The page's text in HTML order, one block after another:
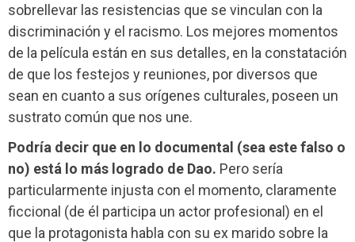
sobrellevar las resistencias que se vinculan con la
discriminación y el racismo. Los mejores momentos
de la película están en sus detalles, en la constatación
de que los festejos y reuniones, por diversos que
sean en cuanto a sus orígenes culturales, poseen un
sustrato común que nos une.
Podría decir que en lo documental (sea este falso o
no) está lo más logrado de Dao. Pero sería
particularmente injusta con el momento, claramente
ficcional (de él participa un actor profesional) en el
que la protagonista habla con su ex marido sobre la